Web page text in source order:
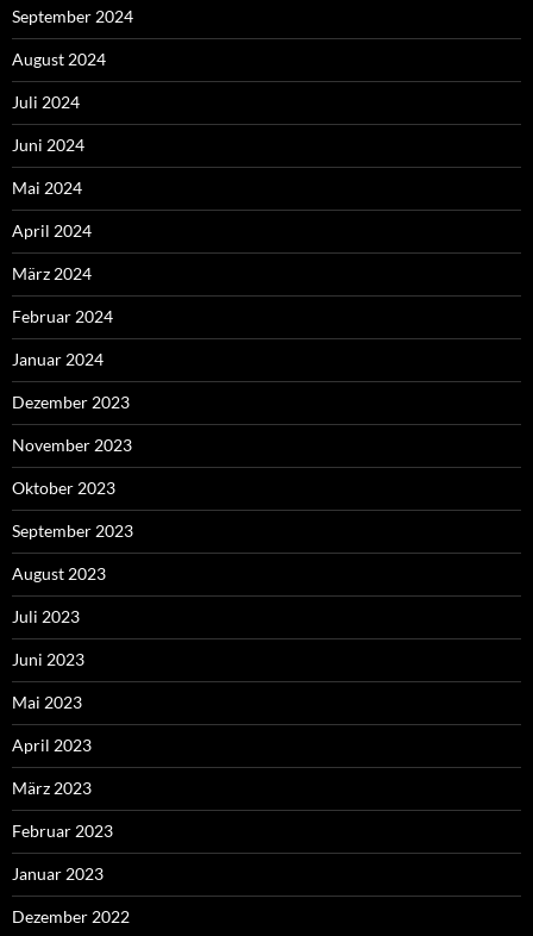
September 2024
August 2024
Juli 2024
Juni 2024
Mai 2024
April 2024
März 2024
Februar 2024
Januar 2024
Dezember 2023
November 2023
Oktober 2023
September 2023
August 2023
Juli 2023
Juni 2023
Mai 2023
April 2023
März 2023
Februar 2023
Januar 2023
Dezember 2022